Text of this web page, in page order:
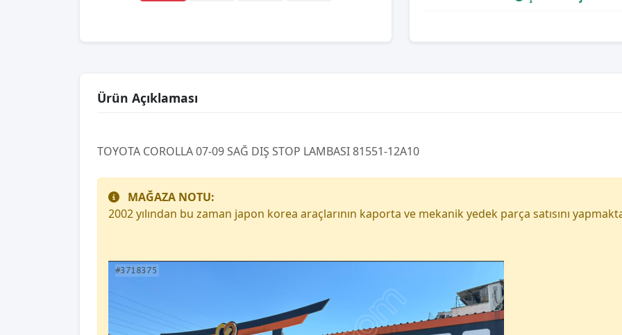
Ürün Açıklaması
TOYOTA COROLLA 07-09 SAĞ DIŞ STOP LAMBASI 81551-12A10
MAĞAZA NOTU:
2002 yılından bu zaman japon korea araçlarının kaporta ve mekanik yedek parça satısını